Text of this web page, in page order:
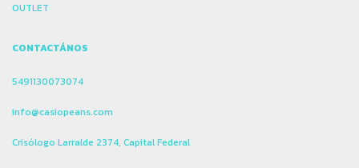
OUTLET
CONTACTÁNOS
5491130073074
info@casiopeans.com
Crisólogo Larralde 2374, Capital Federal